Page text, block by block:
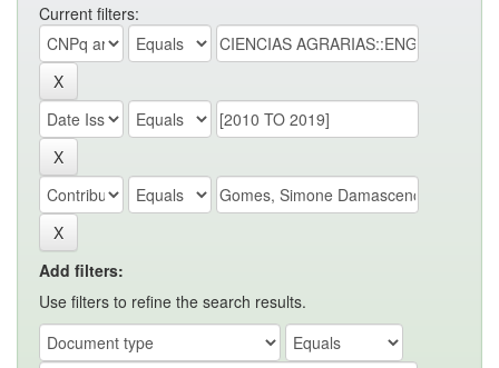
Current filters:
Add filters:
Use filters to refine the search results.